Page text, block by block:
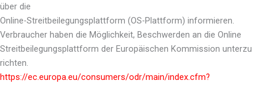
über die
Online-Streitbeilegungsplattform (OS-Plattform) informieren.
Verbraucher haben die Möglichkeit, Beschwerden an die Online
Streitbeilegungsplattform der Europäischen Kommission unterzu
richten.
https://ec.europa.eu/consumers/odr/main/index.cfm?